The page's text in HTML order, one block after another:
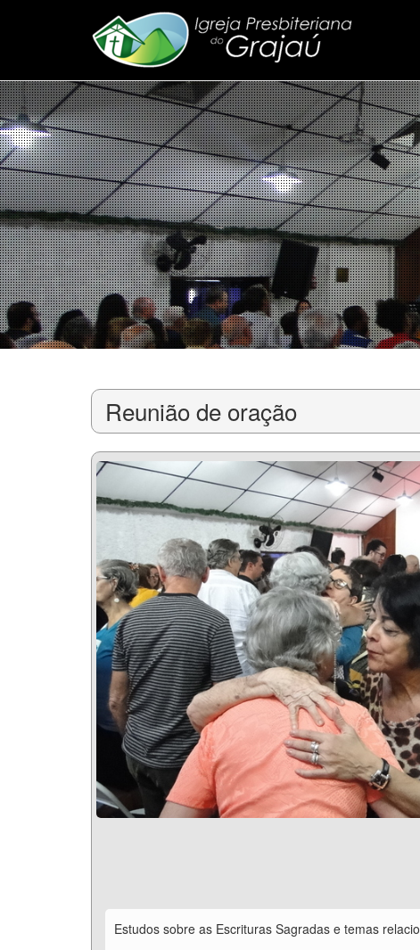
Reunião de oração
Estudos sobre as Escrituras Sagradas e temas